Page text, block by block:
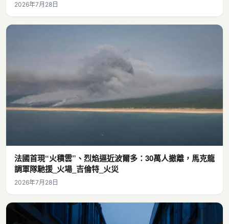
2026年7月28日
法國首現“火積雲”、烈焰逼近波爾多：30萬人撤離，馬克龍
調軍隊馳援_火場_吉倫特_火災
2026年7月28日